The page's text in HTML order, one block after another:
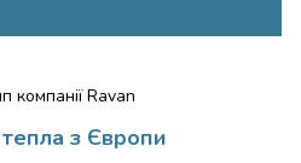
з Європи